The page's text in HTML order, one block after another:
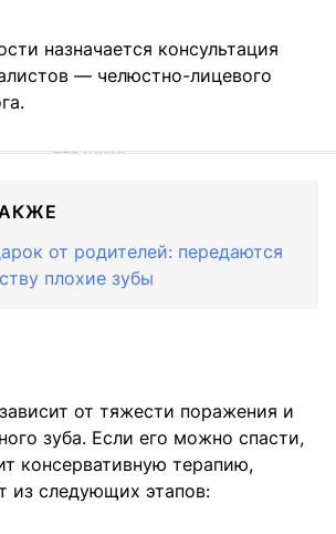
назначается консультация
— челюстно-лицевого
от родителей: передаются
плохие зубы
от тяжести поражения и
зуба. Если его можно спасти,
консервативную терапию,
из следующих этапов: